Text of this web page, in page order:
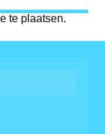
te plaatsen.